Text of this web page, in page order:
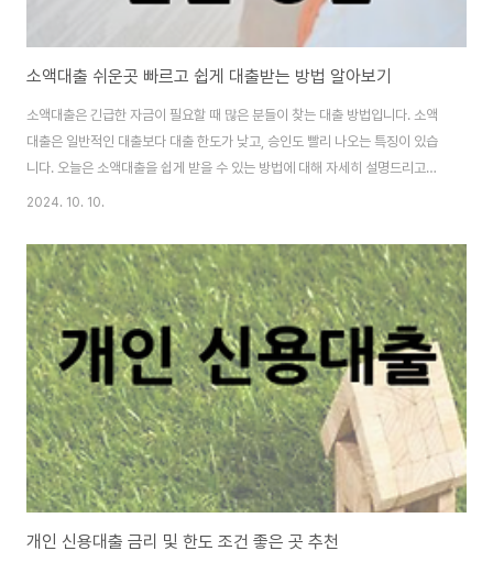
소액대출 쉬운곳 빠르고 쉽게 대출받는 방법 알아보기
소액대출은 긴급한 자금이 필요할 때 많은 분들이 찾는 대출 방법입니다. 소액
대출은 일반적인 대출보다 대출 한도가 낮고, 승인도 빨리 나오는 특징이 있습
니다. 오늘은 소액대출을 쉽게 받을 수 있는 방법에 대해 자세히 설명드리고자
합니다. 이 글을 통해 빠르고 간편하게 필요한 자금을 확보하시기를 바랍니
출입니다. 일반적으로 소액대출은 신용대출이나 카드대출과 같은 형태로 제공
됩니다. 대출 금액은 보통 수십만 원에서 수백만 원 사이입니다. 이런 특징 덕분
에, 소액대출은 긴급한 상황에서도 빠르게 자금을 확보할 수 있는 장점을 가지
고 있습니다. 내 대출한도 금리 확인 바로가기 소액대출의 장점소액대출의 가
장 큰 장점은 승인 속도입니다. 대..
2024. 10. 10.
개인 신용대출 금리 및 한도 조건 좋은 곳 추천